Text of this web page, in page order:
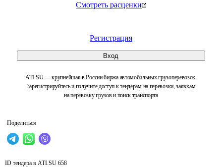
Смотреть расценки
Регистрация
Вход
ATI.SU — крупнейшая в России биржа автомобильных грузоперевозок.
Зарегистрируйтесь и получите доступ к тендерам на перевозки, заявкам
на перевозку грузов и поиск транспорта
Поделиться
ID тендера в ATI.SU 658